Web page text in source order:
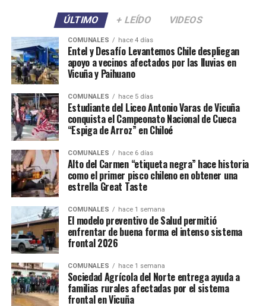
ÚLTIMO + LEÍDO VIDEOS
COMUNALES hace 4 días
Entel y Desafío Levantemos Chile despliegan
apoyo a vecinos afectados por las lluvias en
Vicuña y Paihuano
COMUNALES hace 5 días
Estudiante del Liceo Antonio Varas de Vicuña
conquista el Campeonato Nacional de Cueca
“Espiga de Arroz” en Chiloé
COMUNALES hace 6 días
Alto del Carmen “etiqueta negra” hace historia
como el primer pisco chileno en obtener una
estrella Great Taste
COMUNALES hace 1 semana
El modelo preventivo de Salud permitió
enfrentar de buena forma el intenso sistema
frontal 2026
COMUNALES hace 1 semana
Sociedad Agrícola del Norte entrega ayuda a
familias rurales afectadas por el sistema
frontal en Vicuña